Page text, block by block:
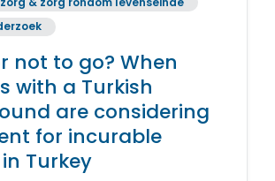
not to go? When
with a Turkish
are considering
for incurable
Turkey